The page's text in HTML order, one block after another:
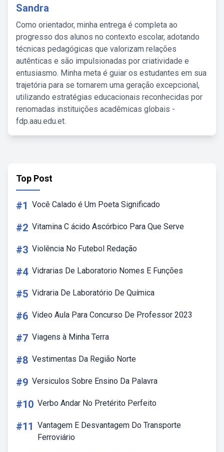
Sandra
Como orientador, minha entrega é completa ao
progresso dos alunos no contexto escolar, adotando
técnicas pedagógicas que valorizam relações
autênticas e são impulsionadas por criatividade e
entusiasmo. Minha meta é guiar os estudantes em sua
trajetória para se tornarem uma geração excepcional,
utilizando estratégias educacionais reconhecidas por
renomadas instituições acadêmicas globais -
fdp.aau.edu.et.
Top Post
#1 Você Calado é Um Poeta Significado
#2 Vitamina C ácido Ascórbico Para Que Serve
#3 Violência No Futebol Redação
#4 Vidrarias De Laboratorio Nomes E Funções
#5 Vidraria De Laboratório De Química
#6 Video Aula Para Concurso De Professor 2023
#7 Viagens à Minha Terra
#8 Vestimentas Da Região Norte
#9 Versiculos Sobre Ensino Da Palavra
#10 Verbo Andar No Pretérito Perfeito
#11 Vantagem E Desvantagem Do Transporte
Ferroviário